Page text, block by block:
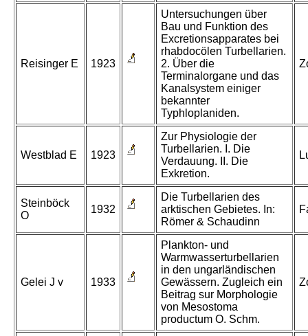
Reisinger E 1923
Untersuchungen über
Bau und Funktion des
Excretionsapparates bei
rhabdocölen Turbellarien.
2. Über die
Terminalorgane und das
Kanalsystem einiger
bekannter
Typhloplaniden.
Westblad E 1923
Zur Physiologie der
Turbellarien. I. Die
Verdauung. II. Die
Exkretion.
Steinböck
O
1932
Die Turbellarien des
arktischen Gebietes. In:
Römer & Schaudinn
Gelei J v 1933
Plankton- und
Warmwasserturbellarien
in den ungarländischen
Gewässern. Zugleich ein
Beitrag sur Morphologie
von Mesostoma
productum O. Schm.